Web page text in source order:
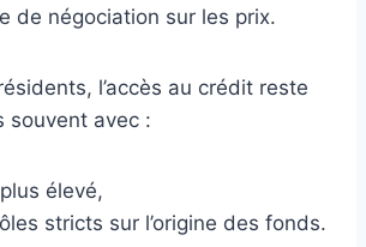
de négociation sur les prix.
l’accès au crédit reste
souvent avec :
élevé,
stricts sur l’origine des fonds.